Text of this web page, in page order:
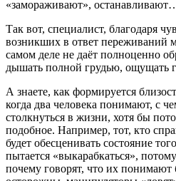
«замораживают»,
Так вот, специалист, благодаря
возникших в ответ переживаний
самом деле не даёт полноценно
дышать полной грудью, ощущать
А знаете, как формируется
когда два человека понимают, с
столкнуться в жизни, хотя бы
подобное. Например, тот, кто
будет обесценивать состояние
пытается «выкарабкаться»,
почему говорят, что их понимают